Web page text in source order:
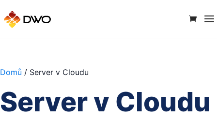
Domů / Server v Cloudu
Server v Cloudu